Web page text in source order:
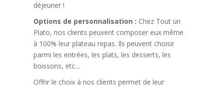
déjeuner !
Options de personnalisation : Chez Tout un
Plato, nos clients peuvent composer eux même
à 100% leur plateau repas. Ils peuvent choisir
parmi les entrées, les plats, les desserts, les
boissons, etc…
Offrir le choix à nos clients permet de leur